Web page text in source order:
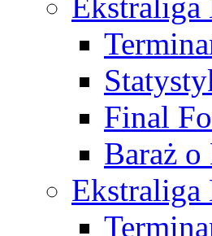
Final
Baraż
Ekstraliga